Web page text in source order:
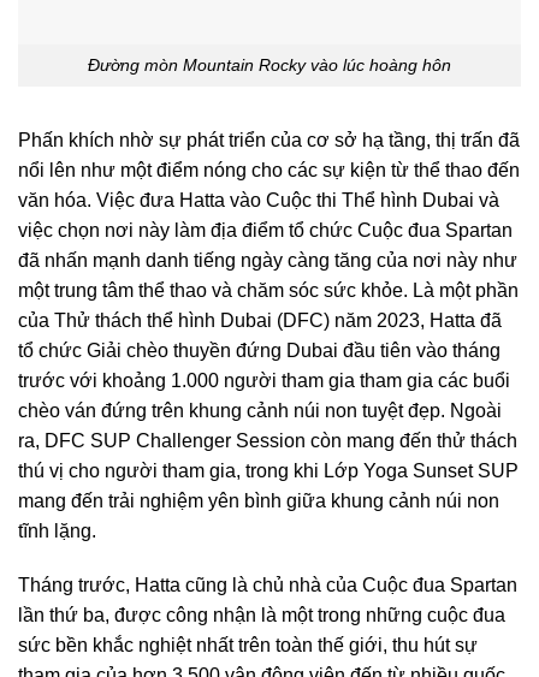
Đường mòn Mountain Rocky vào lúc hoàng hôn
Phấn khích nhờ sự phát triển của cơ sở hạ tầng, thị trấn đã
nổi lên như một điểm nóng cho các sự kiện từ thể thao đến
văn hóa. Việc đưa Hatta vào Cuộc thi Thể hình Dubai và
việc chọn nơi này làm địa điểm tổ chức Cuộc đua Spartan
đã nhấn mạnh danh tiếng ngày càng tăng của nơi này như
một trung tâm thể thao và chăm sóc sức khỏe. Là một phần
của Thử thách thể hình Dubai (DFC) năm 2023, Hatta đã
tổ chức Giải chèo thuyền đứng Dubai đầu tiên vào tháng
trước với khoảng 1.000 người tham gia tham gia các buổi
chèo ván đứng trên khung cảnh núi non tuyệt đẹp. Ngoài
ra, DFC SUP Challenger Session còn mang đến thử thách
thú vị cho người tham gia, trong khi Lớp Yoga Sunset SUP
mang đến trải nghiệm yên bình giữa khung cảnh núi non
tĩnh lặng.
Tháng trước, Hatta cũng là chủ nhà của Cuộc đua Spartan
lần thứ ba, được công nhận là một trong những cuộc đua
sức bền khắc nghiệt nhất trên toàn thế giới, thu hút sự